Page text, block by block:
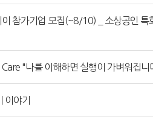
참가기업 모집(~8/10) _ 소상공인 특
"나를 이해하면 실행이 가벼워집니
이야기